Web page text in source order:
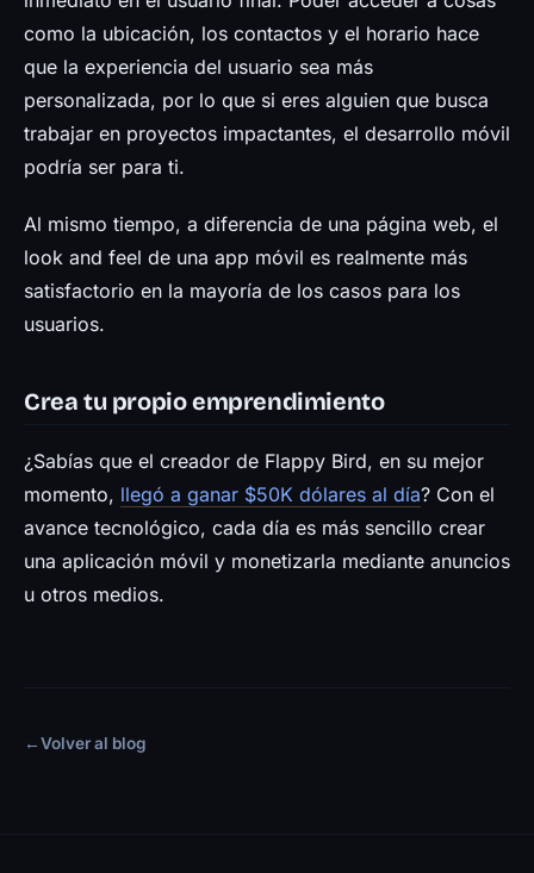
como la ubicación, los contactos y el horario hace
que la experiencia del usuario sea más
personalizada, por lo que si eres alguien que busca
trabajar en proyectos impactantes, el desarrollo móvil
podría ser para ti.
Al mismo tiempo, a diferencia de una página web, el
look and feel de una app móvil es realmente más
satisfactorio en la mayoría de los casos para los
usuarios.
Crea tu propio emprendimiento
¿Sabías que el creador de Flappy Bird, en su mejor
momento, llegó a ganar $50K dólares al día? Con el
avance tecnológico, cada día es más sencillo crear
una aplicación móvil y monetizarla mediante anuncios
u otros medios.
←Volver al blog